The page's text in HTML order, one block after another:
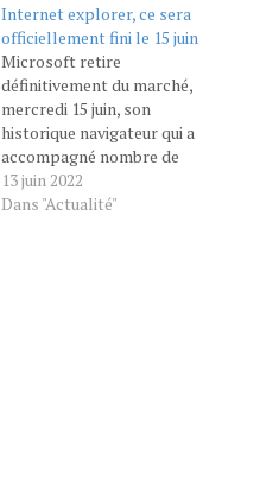
Internet explorer, ce sera
officiellement fini le 15 juin
Microsoft retire
définitivement du marché,
mercredi 15 juin, son
historique navigateur qui a
accompagné nombre de
personnes dans leurs
premiers pas sur Internet.
13 juin 2022
Dans "Actualité"